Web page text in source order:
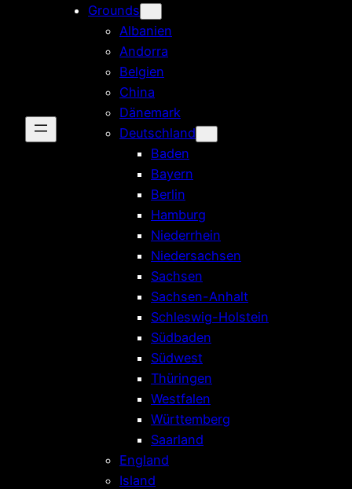
Grounds
Albanien
Andorra
Belgien
China
Dänemark
Deutschland
Baden
Bayern
Berlin
Hamburg
Niederrhein
Niedersachsen
Sachsen
Sachsen-Anhalt
Schleswig-Holstein
Südbaden
Südwest
Thüringen
Westfalen
Württemberg
Saarland
England
Island